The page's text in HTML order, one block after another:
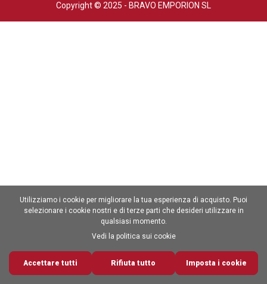
Copyright © 2025 - BRAVO EMPORION SL
Carrello
0
Top
Utilizziamo i cookie per migliorare la tua esperienza di acquisto. Puoi
selezionare i cookie nostri e di terze parti che desideri utilizzare in
qualsiasi momento.
Vedi la politica sui cookie
Accettare tutti Rifiuta tutto Imposta i cookie